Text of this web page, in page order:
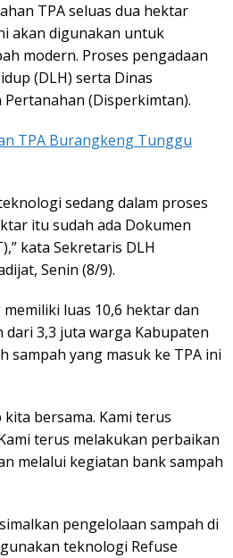
TPA seluas dua hektar
akan digunakan untuk
modern. Proses pengadaan
(DLH) serta Dinas
(Disperkimtan).
TPA Burangkeng Tunggu
sedang dalam proses
itu sudah ada Dokumen
kata Sekretaris DLH
Senin (8/9).
luas 10,6 hektar dan
3,3 juta warga Kabupaten
sampah yang masuk ke TPA ini
bersama. Kami terus
terus melakukan perbaikan
melalui kegiatan bank sampah
pengelolaan sampah di
teknologi Refuse